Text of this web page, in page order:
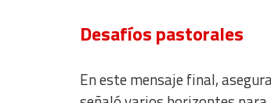
Desafíos pastorales
En este mensaje final,